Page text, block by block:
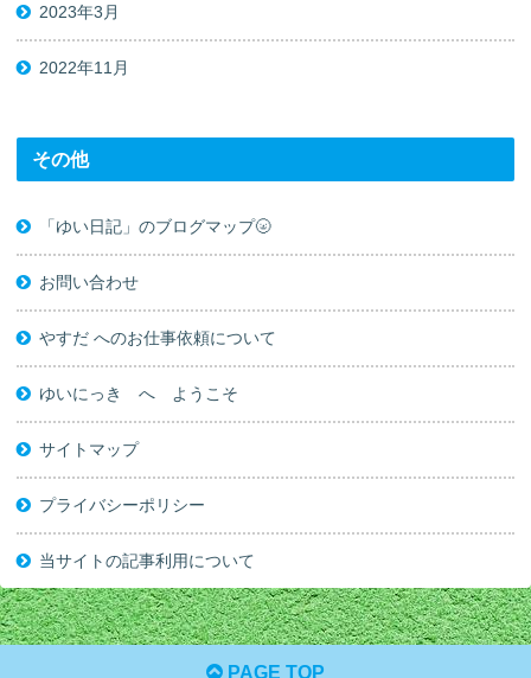
2023年3月
2022年11月
その他
「ゆい日記」のブログマップ🌝
お問い合わせ
やすだ へのお仕事依頼について
ゆいにっき へ ようこそ
サイトマップ
プライバシーポリシー
当サイトの記事利用について
PAGE TOP